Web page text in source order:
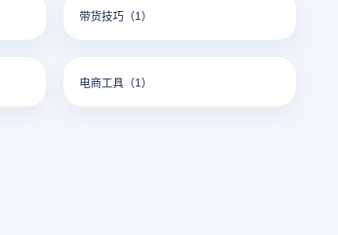
带货技巧 （1）
电商工具 （1）